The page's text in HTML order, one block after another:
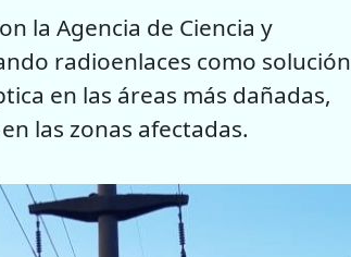
la Agencia de Ciencia y
radioenlaces como solución
en las áreas más dañadas,
las zonas afectadas.